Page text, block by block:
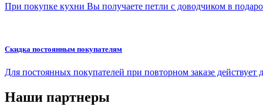
При покупке кухни Вы получаете петли с доводчиком в
Скидка постоянным покупателям
Для постоянных покупателей при повторном заказе действует
Наши партнеры